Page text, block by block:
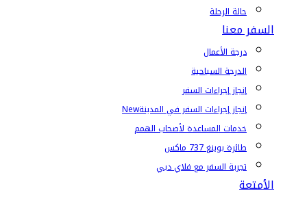
حالة الرحلة
السفر معنا
درجة الأعمال
الدرجة السياحية
إنجاز إجراءات السفر
إنجاز إجراءات السفر في المدينةNew
خدمات المساعدة لأصحاب الهمم
طائرة بوينغ 737 ماكس
تجربة السفر مع فلاي دبي
الأمتعة